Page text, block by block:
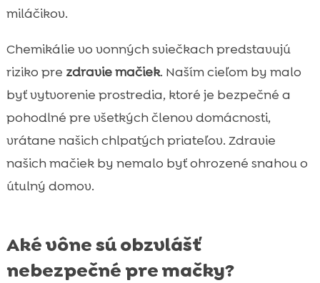
miláčikov.
Chemikálie vo vonných sviečkach predstavujú
riziko pre zdravie mačiek. Naším cieľom by malo
byť vytvorenie prostredia, ktoré je bezpečné a
pohodlné pre všetkých členov domácnosti,
vrátane našich chlpatých priateľov. Zdravie
našich mačiek by nemalo byť ohrozené snahou o
útulný domov.
Aké vône sú obzvlášť
nebezpečné pre mačky?